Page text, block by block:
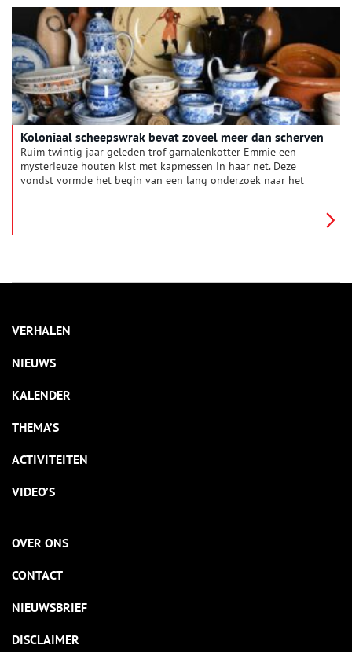
Koloniaal scheepswrak bevat zoveel meer dan scherven
Ruim twintig jaar geleden trof garnalenkotter Emmie een
mysterieuze houten kist met kapmessen in haar net. Deze
vondst vormde het begin van een lang onderzoek naar het
VERHALEN
NIEUWS
KALENDER
THEMA’S
ACTIVITEITEN
VIDEO’S
OVER ONS
CONTACT
NIEUWSBRIEF
DISCLAIMER